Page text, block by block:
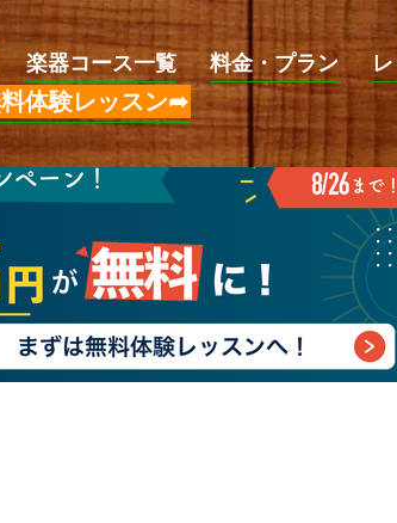
楽器コース一覧 料金・プラン
体験レッスン➦